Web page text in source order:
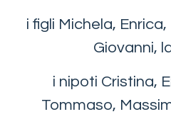
i figli Michela,
Giovanni,
i nipoti Cristina,
Tommaso,